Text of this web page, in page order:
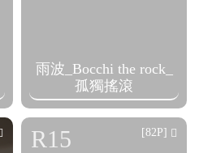
雨波_Bocchi the rock_
孤獨搖滾
R15 [82P]